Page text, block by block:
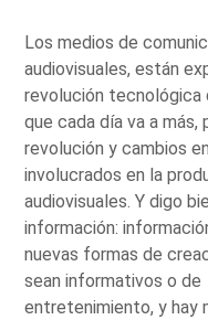
Los medios de
audiovisuales, están
revolución tecnológica
que cada día va a
revolución y cambios
involucrados en la
audiovisuales. Y digo
información:
nuevas formas de
sean informativos o de
entretenimiento, y hay